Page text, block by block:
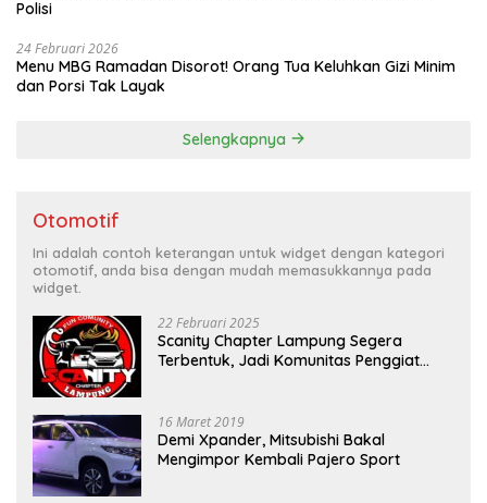
Polisi
24 Februari 2026
Menu MBG Ramadan Disorot! Orang Tua Keluhkan Gizi Minim
dan Porsi Tak Layak
Selengkapnya
Otomotif
Ini adalah contoh keterangan untuk widget dengan kategori
otomotif, anda bisa dengan mudah memasukkannya pada
widget.
22 Februari 2025
Scanity Chapter Lampung Segera
Terbentuk, Jadi Komunitas Penggiat
16 Maret 2019
Demi Xpander, Mitsubishi Bakal
Mengimpor Kembali Pajero Sport